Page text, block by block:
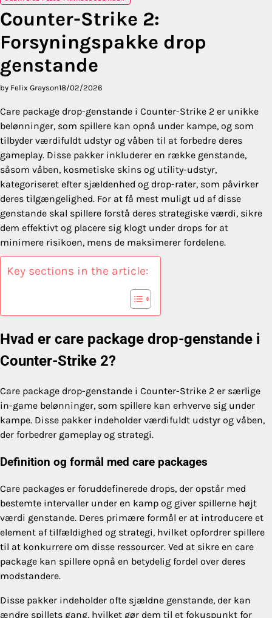
Counter-Strike 2:
Forsyningspakke drop
genstande
by Felix Grayson18/02/2026
Care package drop-genstande i Counter-Strike 2 er unikke
belønninger, som spillere kan opnå under kampe, og som
tilbyder værdifuldt udstyr og våben til at forbedre deres
gameplay. Disse pakker inkluderer en række genstande,
såsom våben, kosmetiske skins og utility-udstyr,
kategoriseret efter sjældenhed og drop-rater, som påvirker
deres tilgængelighed. For at få mest muligt ud af disse
genstande skal spillere forstå deres strategiske værdi, sikre
dem effektivt og placere sig klogt under drops for at
minimere risikoen, mens de maksimerer fordelene.
Key sections in the article:
Hvad er care package drop-genstande i
Counter-Strike 2?
Care package drop-genstande i Counter-Strike 2 er særlige
in-game belønninger, som spillere kan erhverve sig under
kampe. Disse pakker indeholder værdifuldt udstyr og våben,
der forbedrer gameplay og strategi.
Definition og formål med care packages
Care packages er foruddefinerede drops, der opstår med
bestemte intervaller under en kamp og giver spillerne højt
værdi genstande. Deres primære formål er at introducere et
element af tilfældighed og strategi, hvilket opfordrer spillere
til at konkurrere om disse ressourcer. Ved at sikre en care
package kan spillere opnå en betydelig fordel over deres
modstandere.
Disse pakker indeholder ofte sjældne genstande, der kan
ændre spillets gang, hvilket gør dem til et fokuspunkt for